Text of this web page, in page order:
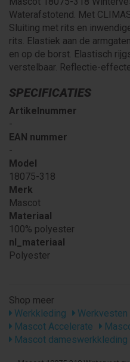
Waterafstotend. Met
Sluiting met rits en
rits. Elastiek aan de
en op de borst. Elastisch
verstelbaar. Reflectie-
SPECIFICATIES
Artikelnummer
-
EAN nummer
-
Model
18075-318
Merk
Mascot
Materiaal
100% polyester
nl_materiaal
Polyester
Shop meer
Werkkleding
Werkvesten
Mascot Accelerate
Mascot dameswerkkleding